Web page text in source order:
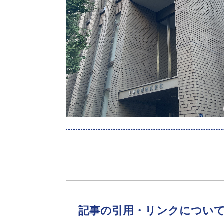
記事の引用・リンクについ